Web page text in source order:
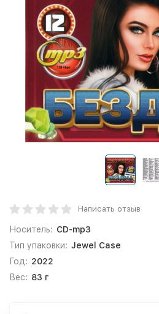
Написать отзыв
Носитель: CD-mp3
Тип упаковки: Jewel Case
Год: 2022
Вес: 83 г